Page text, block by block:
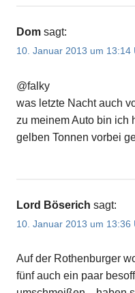
Dom sagt:
10. Januar 2013 um 13:14
@falky
was letzte Nacht auch
zu meinem Auto bin ich
gelben Tonnen vorbei
Lord Böserich sagt:
10. Januar 2013 um 13:36
Auf der Rothenburger
fünf auch ein paar